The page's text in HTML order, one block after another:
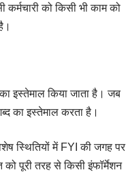
को किसी भी काम को
इस्तेमाल किया जाता है। जब
का इस्तेमाल करता है।
स्थितियों में FYI की जगह पर
पूरी तरह से किसी इंफॉर्मेशन